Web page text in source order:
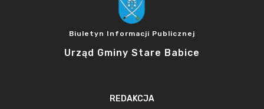
Biuletyn Informacji Publicznej
Urząd Gminy Stare Babice
REDAKCJA